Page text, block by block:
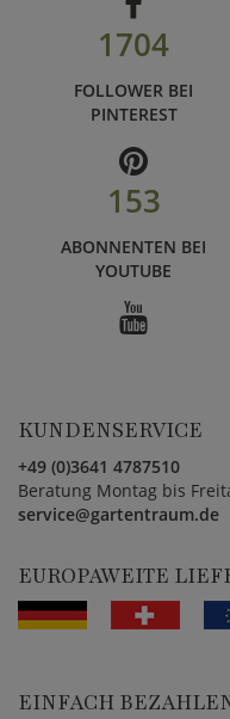
1704
FOLLOWER BEI
PINTEREST
153
ABONNENTEN BEI
YOUTUBE
KUNDENSERVICE
+49 (0)3641 4787510
Beratung Montag bis
service@gartentraum.de
EUROPAWEITE
EINFACH